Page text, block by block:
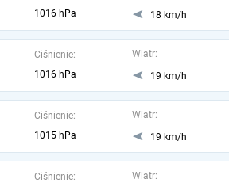
1016 hPa
18 km/h
Ciśnienie:
1016 hPa
Wiatr:
19 km/h
Ciśnienie:
1015 hPa
Wiatr:
19 km/h
Ciśnienie:
Wiatr: